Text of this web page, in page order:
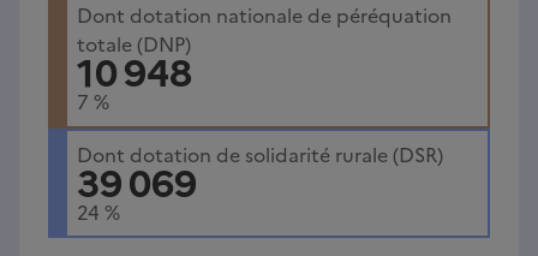
Dont dotation nationale de péréquation
totale (DNP)
10 948
7 %
Dont dotation de solidarité rurale (DSR)
39 069
24 %